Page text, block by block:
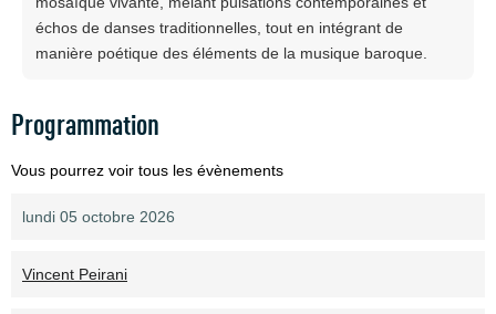
échos de danses traditionnelles, tout en intégrant de
manière poétique des éléments de la musique baroque.
Programmation
Vous pourrez voir tous les évènements
lundi 05 octobre 2026
Vincent Peirani